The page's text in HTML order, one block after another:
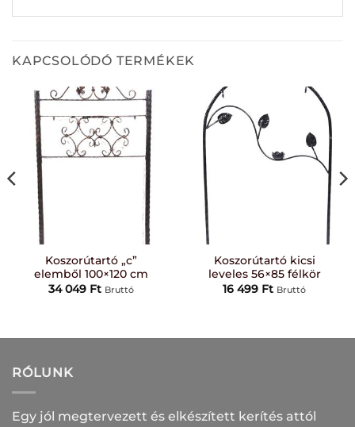
KAPCSOLÓDÓ TERMÉKEK
Koszorútartó „c”
elemből 100×120 cm
34 049 Ft Bruttó
Koszorútartó kicsi
leveles 56×85 félkör
16 499 Ft Bruttó
RÓLUNK
Egy jól megtervezett és elkészített kerítés attól